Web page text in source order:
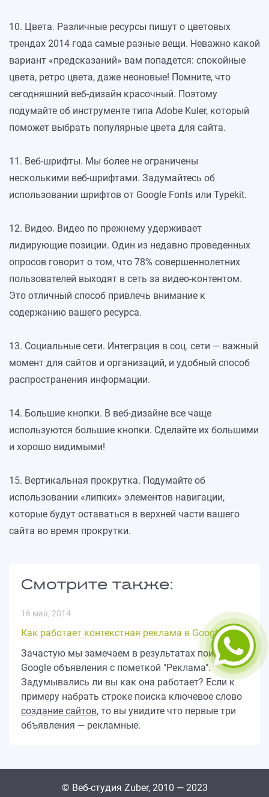
10. Цвета. Различные ресурсы пишут о цветовых
трендах 2014 года самые разные вещи. Неважно какой
вариант «предсказаний» вам попадется: спокойные
цвета, ретро цвета, даже неоновые! Помните, что
сегодняшний веб-дизайн красочный. Поэтому
подумайте об инструменте типа Adobe Kuler, который
поможет выбрать популярные цвета для сайта.
11. Веб-шрифты. Мы более не ограничены
несколькими веб-шрифтами. Задумайтесь об
использовании шрифтов от Google Fonts или Typekit.
12. Видео. Видео по прежнему удерживает
лидирующие позиции. Один из недавно проведенных
опросов говорит о том, что 78% совершеннолетних
пользователей выходят в сеть за видео-контентом.
Это отличный способ привлечь внимание к
содержанию вашего ресурса.
13. Социальные сети. Интеграция в соц. сети — важный
момент для сайтов и организаций, и удобный способ
распространения информации.
14. Большие кнопки. В веб-дизайне все чаще
используются большие кнопки. Сделайте их большими
и хорошо видимыми!
15. Вертикальная прокрутка. Подумайте об
использовании «липких» элементов навигации,
которые будут оставаться в верхней части вашего
сайта во время прокрутки.
Смотрите также:
16 мая, 2014
Как работает контекстная реклама в Google?
Зачастую мы замечаем в результатах поиска
Google объявления с пометкой "Реклама".
Задумывались ли вы как она работает? Если к
примеру набрать строке поиска ключевое слово
создание сайтов, то вы увидите что первые три
объявления — рекламные.
© Веб-студия Zuber, 2010 — 2023